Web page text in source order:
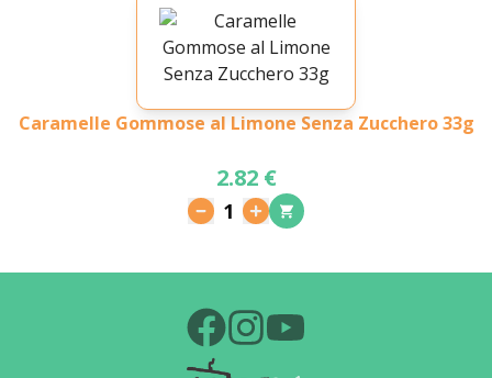
Caramelle Gommose al Limone Senza Zucchero 33g
2.82 €
1